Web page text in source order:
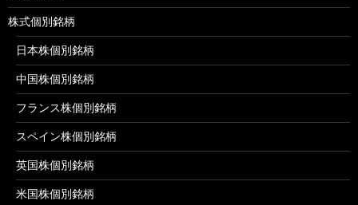
株式個別銘柄
日本株個別銘柄
中国株個別銘柄
フランス株個別銘柄
スペイン株個別銘柄
英国株個別銘柄
米国株個別銘柄